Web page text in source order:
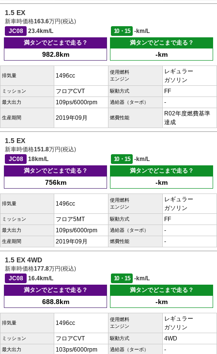
1.5 EX
新車時価格163.6万円(税込)
JC08
23.4km/L 10・15
-km/L
満タンでどこまで走る？
982.8km
満タンでどこまで走る？
-km
排気量 1496cc
使用燃料
エンジン
レギュラー
ガソリン
ミッション フロアCVT 駆動方式 FF
最大出力 109ps/6000rpm 過給器（ターボ） -
生産期間 2019年09月 燃費性能
R02年度燃費基準
達成
1.5 EX
新車時価格151.8万円(税込)
JC08
18km/L 10・15
-km/L
満タンでどこまで走る？
756km
満タンでどこまで走る？
-km
排気量 1496cc
使用燃料
エンジン
レギュラー
ガソリン
ミッション フロア5MT 駆動方式 FF
最大出力 109ps/6000rpm 過給器（ターボ） -
生産期間 2019年09月 燃費性能 -
1.5 EX 4WD
新車時価格177.8万円(税込)
JC08
16.4km/L 10・15
-km/L
満タンでどこまで走る？
688.8km
満タンでどこまで走る？
-km
排気量 1496cc
使用燃料
エンジン
レギュラー
ガソリン
ミッション フロアCVT 駆動方式 4WD
最大出力 103ps/6000rpm 過給器（ターボ） -